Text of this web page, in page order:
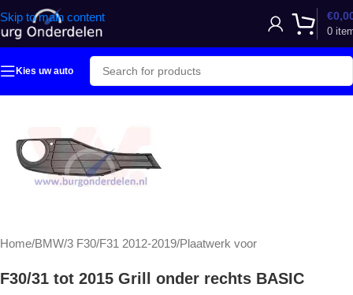
Skip to main content
0
€
Kies uw auto
Home/BMW/3 F30/F31 2012-2019/Plaatwerk voor
F30/31 tot 2015 Grill onder rechts BASIC